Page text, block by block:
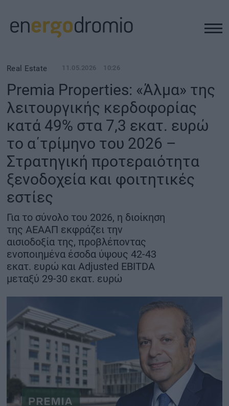
ΥΠΟΔΟΜΕΣ
REAL ESTATE
ΠΕΡΙΒΑΛΛΟΝ
ΕΝΕΡΓΕΙΑ
ΜΕΤΑΦΟΡΕΣ - ΗΛΕΚΤΡΟΚΙΝΗΣΗ
ΨΗΦΙΑΚΟΣ ΚΟΣΜΟΣ
ΟΙΚΟΝΟΜΙΑ - ΕΠΙΧΕΙΡΗΣΕΙΣ
MY PROPERTY
ΚΑΡΑΜΠΟΛΕΣ
ΟΡΟΙ ΧΡΗΣΗΣ
ΕΠΙΚΟΙΝΩΝΙΑ
ΤΑΥΤΟΤΗΤΑ
Real Estate 11.05.2026 10:26
Premia Properties: «Άλμα» της
λειτουργικής κερδοφορίας
κατά 49% στα 7,3 εκατ. ευρώ
το α΄τρίμηνο του 2026 –
Στρατηγική προτεραιότητα
ξενοδοχεία και φοιτητικές
εστίες
Για το σύνολο του 2026, η διοίκηση
της ΑΕΑΑΠ εκφράζει την
αισιοδοξία της, προβλέποντας
ενοποιημένα έσοδα ύψους 42-43
εκατ. ευρώ και Adjusted EBITDA
μεταξύ 29-30 εκατ. ευρώ